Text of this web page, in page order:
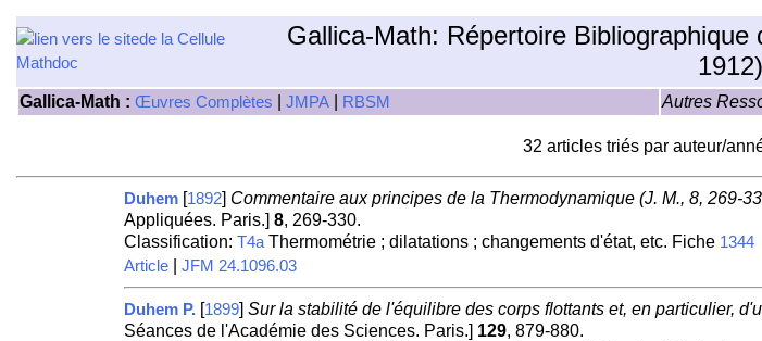
Gallica-Math: Répertoire
1912)
Gallica-Math : Œuvres Complètes JMPA RBSM Autres
32 articles triés par auteur/
Duhem [1892] Commentaire aux principes de la Thermodynamique (J. M., 8, 269-
Appliquées. Paris.] 8, 269-330.
Classification: T4aThermométrie ; dilatations ; changements d'état, etc. Fiche 1344
Article| JFM 24.1096.03
Duhem P. [1899] Sur la stabilité de l'équilibre des corps flottants et, en particulier,
Séances de l'Académie des Sciences. Paris.] 129, 879-880.